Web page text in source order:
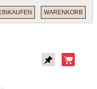
kompakt, leistungsstark